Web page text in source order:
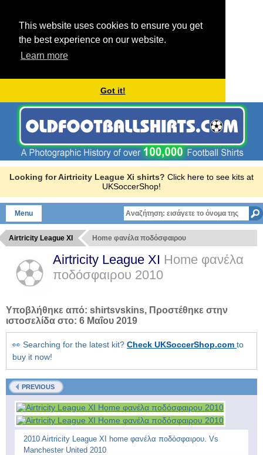
This website uses cookies to ensure you get
the best experience on our website.
Learn more
Got it!
Looking for Airtricity League Xi shirts? Click here to see kits at
UKSoccerShop!
Menu
Airtricity League XI Home φανέλα ποδόσφαιρου
Airtricity League XI Home φανέλα
ποδόσφαιρου 2010
Υποβλήθηκε από: shirtsvskins, Προστέθηκε στην
ιστοσελίδα στο: 6 Μαΐου 2019
👀 Searching for the latest kit? Check UKSoccerShop.com to
buy it now!
PREVIOUS
2010 Airtricity League XI home φανέλα ποδόσφαιρου. Vs
Manchester United 2010